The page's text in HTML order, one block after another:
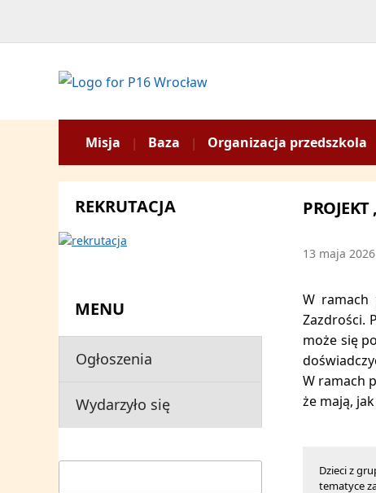
Misja Baza Organizacja przedszkola
REKRUTACJA
MENU
Ogłoszenia
Wydarzyło się
13 maja 2026
W ramach
Zazdrości.
może się
W ramach
że mają,
Dzieci z
tematyce